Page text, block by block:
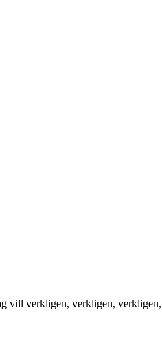
vill verkligen, verkligen, verkligen,